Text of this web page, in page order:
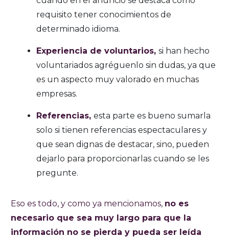
requisito tener conocimientos de
determinado idioma.
Experiencia de voluntarios, si han hecho
voluntariados agréguenlo sin dudas, ya que
es un aspecto muy valorado en muchas
empresas.
Referencias, esta parte es bueno sumarla
solo si tienen referencias espectaculares y
que sean dignas de destacar, sino, pueden
dejarlo para proporcionarlas cuando se les
pregunte.
Eso es todo, y como ya mencionamos, no es
necesario que sea muy largo para que la
información no se pierda y pueda ser leída